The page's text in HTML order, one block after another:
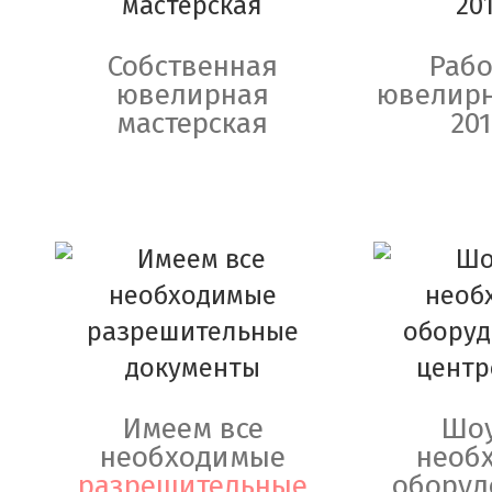
Собственная
ювелирная
мастерская
Имеем все
необходимые
разрешительные